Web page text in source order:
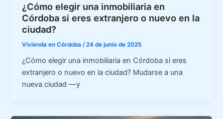
¿Cómo elegir una inmobiliaria en
Córdoba si eres extranjero o nuevo en la
ciudad?
Vivienda en Córdoba /24 de junio de 2025
¿Cómo elegir una inmobiliaria en Córdoba si eres
extranjero o nuevo en la ciudad? Mudarse a una
nueva ciudad —y